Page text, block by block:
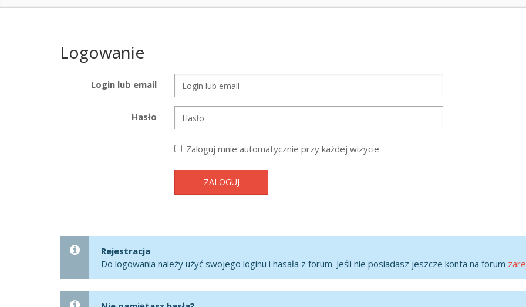
Logowanie
Login lub email
Hasło
Zaloguj mnie automatycznie przy każdej wizycie
ZALOGUJ
Rejestracja
Do logowania należy użyć swojego loginu i hasała z forum. Jeśli nie posiadasz jeszcze konta na forum